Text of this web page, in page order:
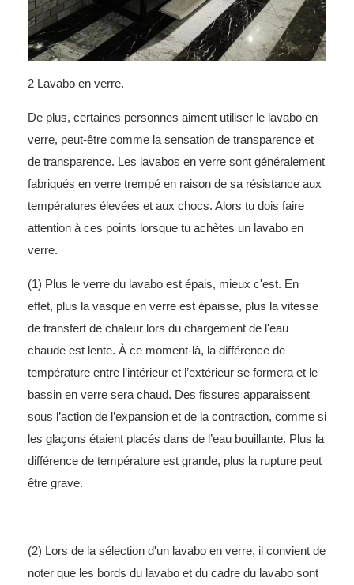
2 Lavabo en verre.
De plus, certaines personnes aiment utiliser le lavabo en
verre, peut-être comme la sensation de transparence et
de transparence. Les lavabos en verre sont généralement
fabriqués en verre trempé en raison de sa résistance aux
températures élevées et aux chocs. Alors tu dois faire
attention à ces points lorsque tu achètes un lavabo en
verre.
(1) Plus le verre du lavabo est épais, mieux c'est. En
effet, plus la vasque en verre est épaisse, plus la vitesse
de transfert de chaleur lors du chargement de l'eau
chaude est lente. À ce moment-là, la différence de
température entre l’intérieur et l’extérieur se formera et le
bassin en verre sera chaud. Des fissures apparaissent
sous l’action de l’expansion et de la contraction, comme si
les glaçons étaient placés dans de l’eau bouillante. Plus la
différence de température est grande, plus la rupture peut
être grave.
(2) Lors de la sélection d'un lavabo en verre, il convient de
noter que les bords du lavabo et du cadre du lavabo sont